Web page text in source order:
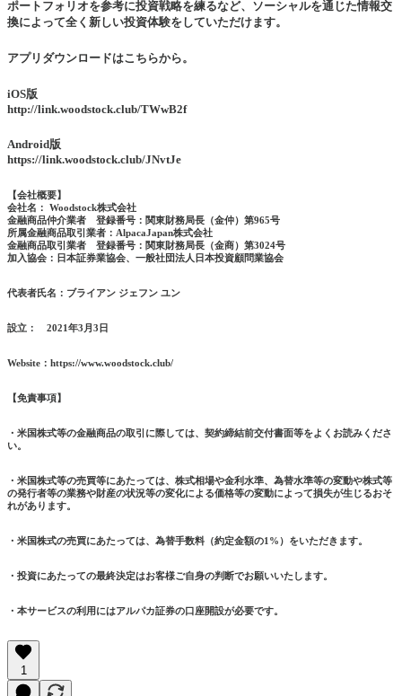
ポートフォリオを参考に投資戦略を練るなど、ソーシャルを通じた情報交
換によって全く新しい投資体験をしていただけます。
アプリダウンロードはこちらから。
iOS版
http://link.woodstock.club/TWwB2f
Android版
https://link.woodstock.club/JNvtJe
【会社概要】
会社名： Woodstock株式会社
金融商品仲介業者 登録番号：関東財務局長（金仲）第965号
所属金融商品取引業者：AlpacaJapan株式会社
金融商品取引業者 登録番号：関東財務局長（金商）第3024号
加入協会：日本証券業協会、一般社団法人日本投資顧問業協会
代表者氏名：ブライアン ジェフン ユン
設立： 2021年3月3日
Website：https://www.woodstock.club/
【免責事項】
・米国株式等の金融商品の取引に際しては、契約締結前交付書面等をよくお読みくださ
い。
・米国株式等の売買等にあたっては、株式相場や金利水準、為替水準等の変動や株式等
の発行者等の業務や財産の状況等の変化による価格等の変動によって損失が生じるおそ
れがあります。
・米国株式の売買にあたっては、為替手数料（約定金額の1%）をいただきます。
・投資にあたっての最終決定はお客様ご自身の判断でお願いいたします。
・本サービスの利用にはアルパカ証券の口座開設が必要です。
1